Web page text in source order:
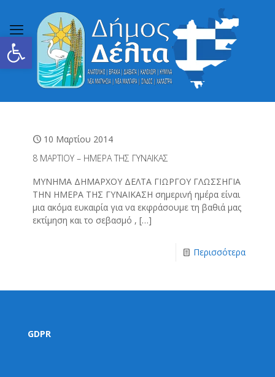
Ανοίξτε τη γραμμή εργαλείων
10 Μαρτίου 2014
8 MAΡΤΙΟΥ – ΗΜΕΡΑ ΤΗΣ ΓΥΝΑΙΚΑΣ
ΜΥΝΗΜΑ ΔΗΜΑΡΧΟΥ ΔΕΛΤΑ ΓΙΩΡΓΟΥ ΓΛΩΣΣΗΓΙΑ
ΤΗΝ ΗΜΕΡΑ ΤΗΣ ΓΥΝΑΙΚΑΣΗ σημερινή ημέρα είναι
μια ακόμα ευκαιρία για να εκφράσουμε τη βαθιά μας
εκτίμηση και το σεβασμό , […]
Περισσότερα
GDPR